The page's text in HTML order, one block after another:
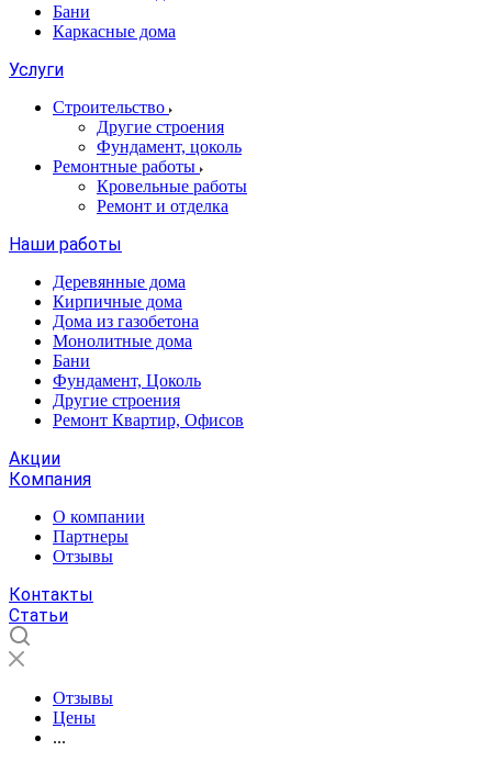
Бани
Каркасные дома
Услуги
Строительство
Другие строения
Фундамент, цоколь
Ремонтные работы
Кровельные работы
Ремонт и отделка
Наши работы
Деревянные дома
Кирпичные дома
Дома из газобетона
Монолитные дома
Бани
Фундамент, Цоколь
Другие строения
Ремонт Квартир, Офисов
Акции
Компания
О компании
Партнеры
Отзывы
Контакты
Статьи
Отзывы
Цены
...